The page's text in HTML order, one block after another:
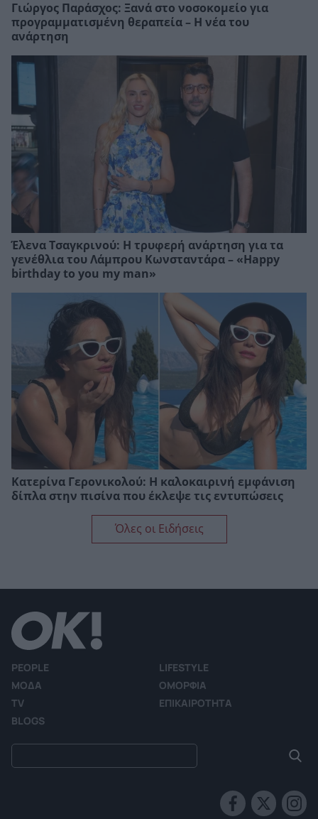
Γιώργος Παράσχος: Ξανά στο νοσοκομείο για
προγραμματισμένη θεραπεία – Η νέα του
ανάρτηση
Έλενα Τσαγκρινού: Η τρυφερή ανάρτηση για τα
γενέθλια του Λάμπρου Κωνσταντάρα – «Happy
birthday to you my man»
Κατερίνα Γερονικολού: Η καλοκαιρινή εμφάνιση
δίπλα στην πισίνα που έκλεψε τις εντυπώσεις
Όλες οι Ειδήσεις
PEOPLE
LIFESTYLE
ΜΟΔΑ
ΟΜΟΡΦΙΑ
TV
ΕΠΙΚΑΙΡΟΤΗΤΑ
BLOGS